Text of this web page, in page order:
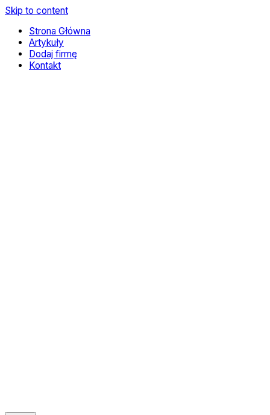
Skip to content
Strona Główna
Artykuły
Dodaj firmę
Kontakt